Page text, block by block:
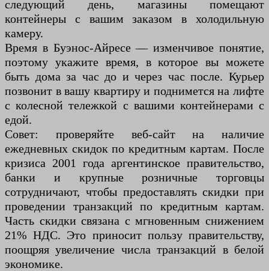
следующий день, магазины помещают
контейнеры с вашим заказом в холодильную
камеру.
Время в Буэнос-Айресе — изменчивое понятие,
поэтому укажите время, в которое вы можете
быть дома за час до и через час после. Курьер
позвонит в вашу квартиру и поднимется на лифте
с колесной тележкой с вашими контейнерами с
едой.
Совет: проверяйте веб-сайт на наличие
ежедневных скидок по кредитным картам. После
кризиса 2001 года аргентинское правительство,
банки и крупные розничные торговцы
сотрудничают, чтобы предоставлять скидки при
проведении транзакций по кредитным картам.
Часть скидки связана с мгновенным снижением
21% НДС. Это приносит пользу правительству,
поощряя увеличение числа транзакций в белой
экономике.